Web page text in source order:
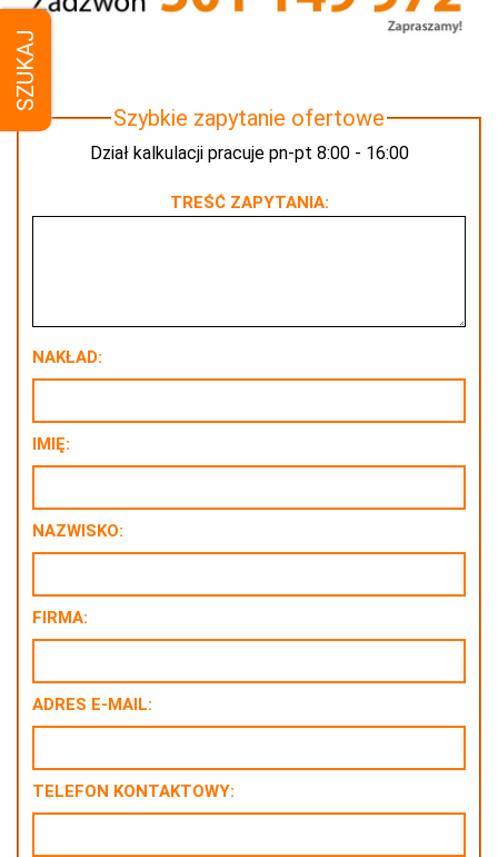
SZUKAJ
Szybkie zapytanie ofertowe
Dział kalkulacji pracuje pn-pt 8:00 - 16:00
TREŚĆ ZAPYTANIA:
NAKŁAD:
IMIĘ:
NAZWISKO:
FIRMA:
ADRES E-MAIL:
TELEFON KONTAKTOWY: